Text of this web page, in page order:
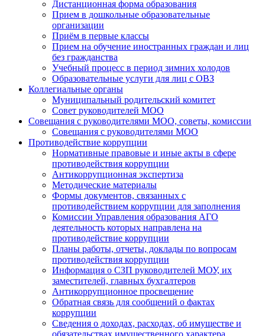
Дистанционная форма образования
Прием в дошкольные образовательные
организации
Приём в первые классы
Прием на обучение иностранных граждан и лиц
без гражданства
Учебный процесс в период зимних холодов
Образовательные услуги для лиц с ОВЗ
Коллегиальные органы
Муниципальный родительский комитет
Совет руководителей МОО
Совещания с руководителями МОО, советы, комиссии
Совещания с руководителями МОО
Противодействие коррупции
Нормативные правовые и иные акты в сфере
противодействия коррупции
Антикоррупционная экспертиза
Методические материалы
Формы документов, связанных с
противодействием коррупции для заполнения
Комиссии Управления образования АГО
деятельность которых направлена на
противодействие коррупции
Планы работы, отчеты, доклады по вопросам
противодействия коррупции
Информация о СЗП руководителей МОУ, их
заместителей, главных бухгалтеров
Антикоррупционное просвещение
Обратная связь для сообщений о фактах
коррупции
Сведения о доходах, расходах, об имуществе и